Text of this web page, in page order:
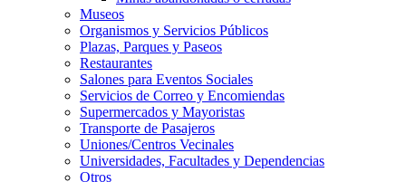
Museos
Organismos y Servicios Públicos
Plazas, Parques y Paseos
Restaurantes
Salones para Eventos Sociales
Servicios de Correo y Encomiendas
Supermercados y Mayoristas
Transporte de Pasajeros
Uniones/Centros Vecinales
Universidades, Facultades y Dependencias
Otros